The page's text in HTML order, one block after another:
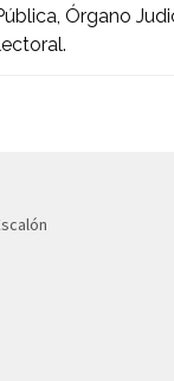
Órgano